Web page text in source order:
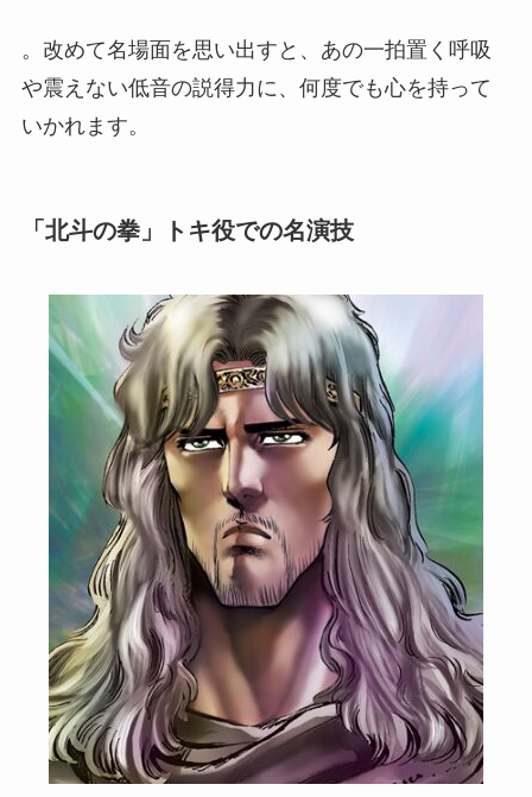
。改めて名場面を思い出すと、あの一拍置く呼吸
や震えない低音の説得力に、何度でも心を持って
いかれます。
「北斗の拳」トキ役での名演技